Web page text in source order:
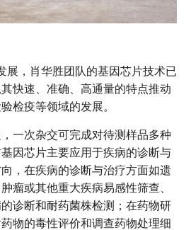
展，肖华胜团队的基因芯片技术已
快速、准确、高通量的特点推动
检疫等领域的发展。
一次杂交可完成对待测样品多种
因芯片主要应用于疾病的诊断与
，在疾病的诊断与治疗方面如遗
瘤或其他重大疾病易感性筛查、
诊断和耐药菌株检测；在药物研
物的毒性评价和调查药物处理细